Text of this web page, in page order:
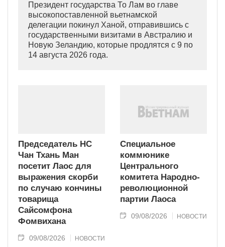
Президент государства То Лам во главе
высокопоставленной вьетнамской
делегации покинул Ханой, отправившись с
государственными визитами в Австралию и
Новую Зеландию, которые продлятся с 9 по
14 августа 2026 года.
Председатель НС
Чан Тхань Ман
посетит Лаос для
выражения скорби
по случаю кончины
товарища
Сайсомфона
Фомвихана
09/08/2026 НОВОСТИ
Специальное
коммюнике
Центрального
комитета Народно-
революционной
партии Лаоса
09/08/2026 НОВОСТИ